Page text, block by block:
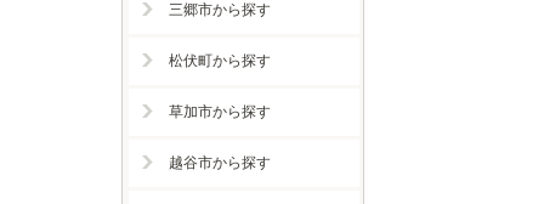
三郷市から探す
松伏町から探す
草加市から探す
越谷市から探す